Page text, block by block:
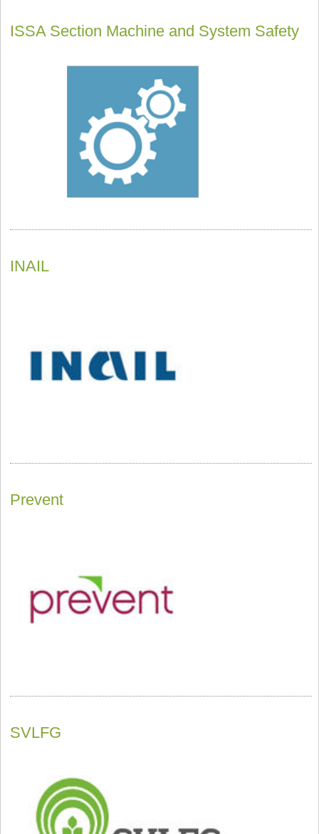
ISSA Section Machine and System Safety
INAIL
Prevent
SVLFG